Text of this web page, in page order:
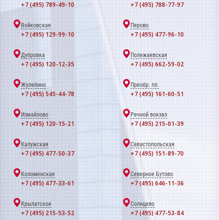
+7 (495) 789-49-10 +7 (495) 788-77-97
Войковская
+7 (495) 129-99-10
Перово
+7 (495) 477-96-10
Дубровка
+7 (495) 120-12-35
Полежаевская
+7 (495) 662-59-02
Жулебино
+7 (495) 545-44-78
Преобр. пл.
+7 (495) 161-60-51
Измайлово
+7 (495) 120-15-21
Речной вокзал
+7 (495) 215-01-39
Калужская
+7 (495) 477-50-37
Севастопольская
+7 (495) 151-89-70
Коломенская
+7 (495) 477-33-61
Северное Бутово
+7 (495) 646-11-36
Крылатское
+7 (495) 215-53-52
Солнцево
+7 (495) 477-53-84